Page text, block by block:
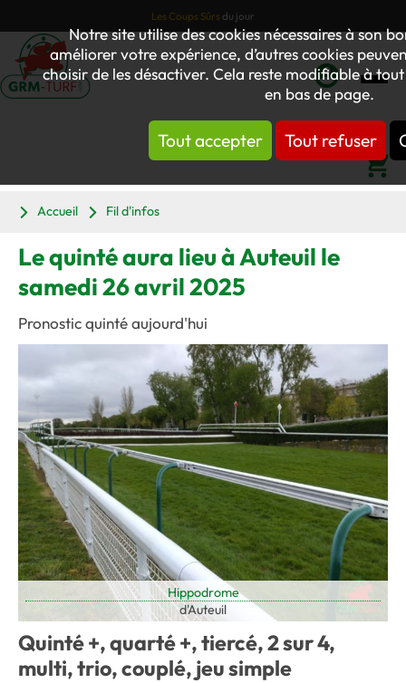
Notre site utilise des cookies nécessaires à son
améliorer votre expérience, d’autres cookies
choisir de les désactiver. Cela reste modifiable à
en bas de page.
Tout accepter Tout refuser
Les Coups Sûrs du jour
Mon
Panier
Accueil
Fil d'infos
Le quinté aura lieu à Auteuil le
samedi 26 avril 2025
Pronostic quinté aujourd'hui
Hippodrome
d'Auteuil
Quinté +, quarté +, tiercé, 2 sur 4,
multi, trio, couplé, jeu simple